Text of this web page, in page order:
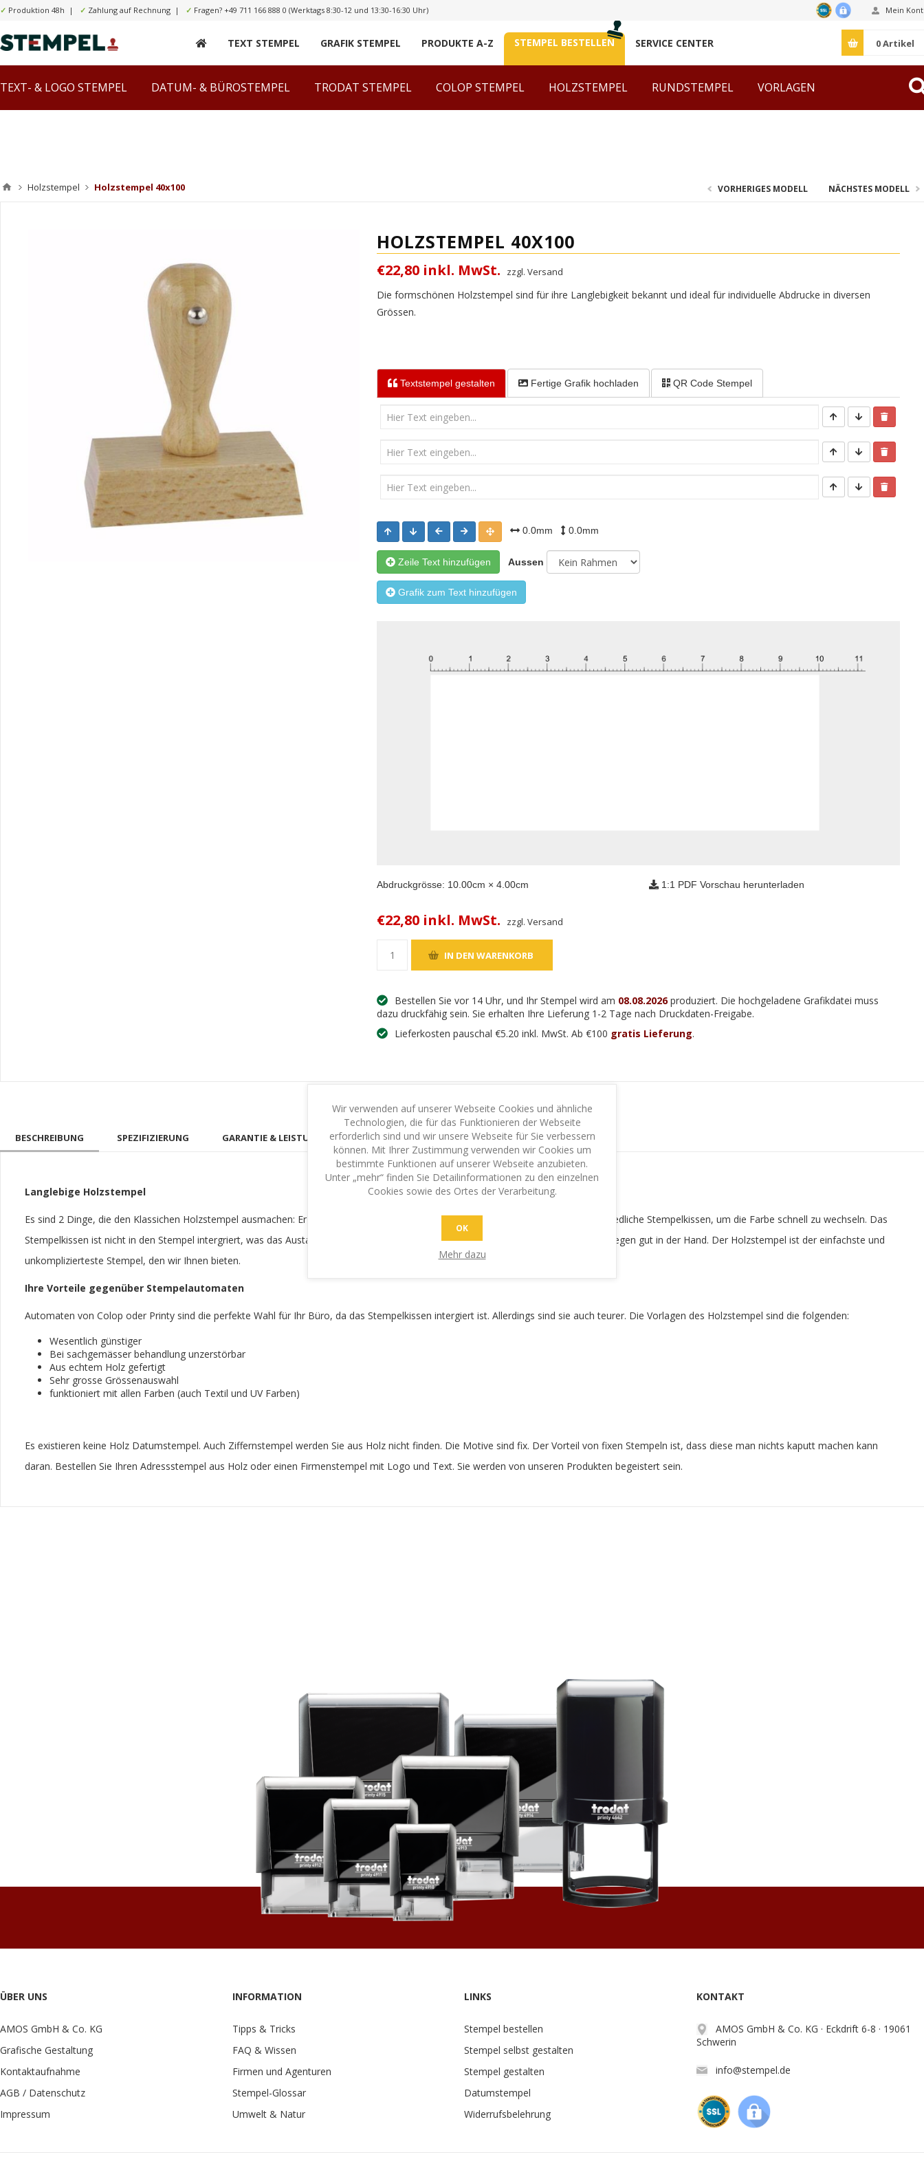
✓ Produktion 48h | ✓ Zahlung auf Rechnung | ✓ Fragen? +49 711 166 888 0 (Werktags 8:30-12 und 13:30-16:30 Uhr) Mein
TEXT STEMPEL GRAFIK STEMPEL PRODUKTE A-Z STEMPEL BESTELLEN SERVICE CENTER 0Artikel
TEXT- & LOGO STEMPEL DATUM- & BÜROSTEMPEL TRODAT STEMPEL COLOP STEMPEL HOLZSTEMPEL RUNDSTEMPEL VORLAGEN
Holzstempel Holzstempel 40x100 VORHERIGES MODELL NÄCHSTES MODELL
HOLZSTEMPEL 40X100
€22,80 inkl. MwSt. zzgl. Versand
Die formschönen Holzstempel sind für ihre Langlebigkeit bekannt und ideal für individuelle Abdrucke in diversen
Grössen.
Textstempel gestalten Fertige Grafik hochladen QR Code Stempel
0.0mm 0.0mm
Zeile Text hinzufügen Aussen
Grafik zum Text hinzufügen
Abdruckgrösse: 10.00cm ×4.00cm 1:1 PDF Vorschau herunterladen
€22,80 inkl. MwSt. zzgl. Versand
Bestellen Sie vor 14 Uhr, und Ihr Stempel wird am 08.08.2026produziert. Die hochgeladene Grafikdatei muss
dazu druckfähig sein. Sie erhalten Ihre Lieferung 1-2 Tage nach Druckdaten-Freigabe.
Lieferkosten pauschal €5.20 inkl. MwSt. Ab €100 gratis Lieferung.
BESCHREIBUNG SPEZIFIZIERUNG GARANTIE & LEISTUNG IHR SCHUTZ - IHRE SICHERHEIT
Langlebige Holzstempel
Es sind 2 Dinge, die den Klassichen Holzstempel ausmachen: Er ist sehr preiswert und er funktioniert für immer. Nutzen Sie unterschiedliche Stempelkissen, um die Farbe schnell zu wechseln. Das
Stempelkissen ist nicht in den Stempel intergriert, was das Austauschen erübrigt. Unsere Stempel sind aus edlem Holz gefertigt und liegen gut in der Hand. Der Holzstempel ist der einfachste und
unkomplizierteste Stempel, den wir Ihnen bieten.
Ihre Vorteile gegenüber Stempelautomaten
Automaten von Colop oder Printy sind die perfekte Wahl für Ihr Büro, da das Stempelkissen intergiert ist. Allerdings sind sie auch teurer. Die Vorlagen des Holzstempel sind die folgenden:
Wesentlich günstiger
Bei sachgemässer behandlung unzerstörbar
Aus echtem Holz gefertigt
Sehr grosse Grössenauswahl
funktioniert mit allen Farben (auch Textil und UV Farben)
Es existieren keine Holz Datumstempel. Auch Ziffernstempel werden Sie aus Holz nicht finden. Die Motive sind fix. Der Vorteil von fixen Stempeln ist, dass diese man nichts kaputt machen kann
daran. Bestellen Sie Ihren Adressstempel aus Holz oder einen Firmenstempel mit Logo und Text. Sie werden von unseren Produkten begeistert sein.
ÜBER UNS
AMOS GmbH & Co. KG
Grafische Gestaltung
Kontaktaufnahme
AGB / Datenschutz
Impressum
INFORMATION
Tipps & Tricks
FAQ & Wissen
Firmen und Agenturen
Stempel-Glossar
Umwelt & Natur
LINKS
Stempel bestellen
Stempel selbst gestalten
Stempel gestalten
Datumstempel
Widerrufsbelehrung
KONTAKT
AMOS GmbH & Co. KG · Eckdrift 6-8 · 19061
Schwerin
info@stempel.de
Wir verwenden auf unserer Webseite Cookies und ähnliche
Technologien, die für das Funktionieren der Webseite
erforderlich sind und wir unsere Webseite für Sie verbessern
können. Mit Ihrer Zustimmung verwenden wir Cookies um
bestimmte Funktionen auf unserer Webseite anzubieten.
Unter „mehr“ finden Sie Detailinformationen zu den einzelnen
Cookies sowie des Ortes der Verarbeitung.
OK
Mehr dazu